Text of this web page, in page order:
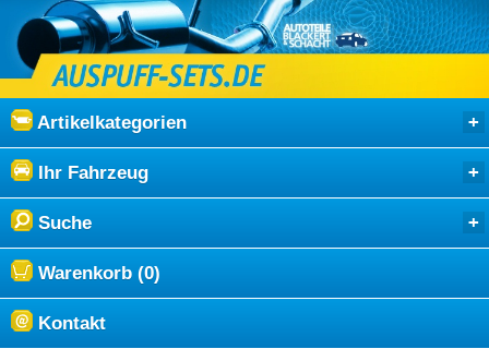
Artikelkategorien
Ihr Fahrzeug
Suche
Warenkorb (0)
Kontakt